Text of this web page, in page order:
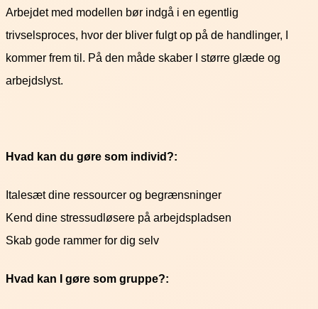
Arbejdet med modellen bør indgå i en egentlig
trivselsproces, hvor der bliver fulgt op på de handlinger, I
kommer frem til. På den måde skaber I større glæde og
arbejdslyst.
Hvad kan du gøre som individ?:
Italesæt dine ressourcer og begrænsninger
Kend dine stressudløsere på arbejdspladsen
Skab gode rammer for dig selv
Hvad kan I gøre som gruppe?: